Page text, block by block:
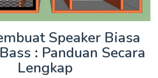
Speaker Biasa
: Panduan Secara
Lengkap